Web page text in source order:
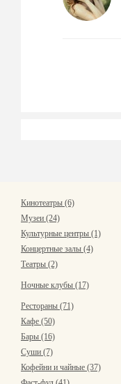
Кинотеатры (6)
Музеи (24)
Культурные центры (1)
Концертные залы (4)
Театры (2)
Ночные клубы (17)
Рестораны (71)
Кафе (50)
Бары (16)
Суши (7)
Кофейни и чайные (37)